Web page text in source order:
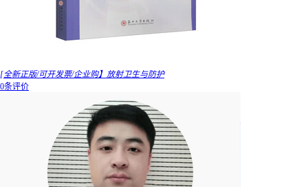
[全新正版/可开发票/企业购】放射卫生与防护
0条评价